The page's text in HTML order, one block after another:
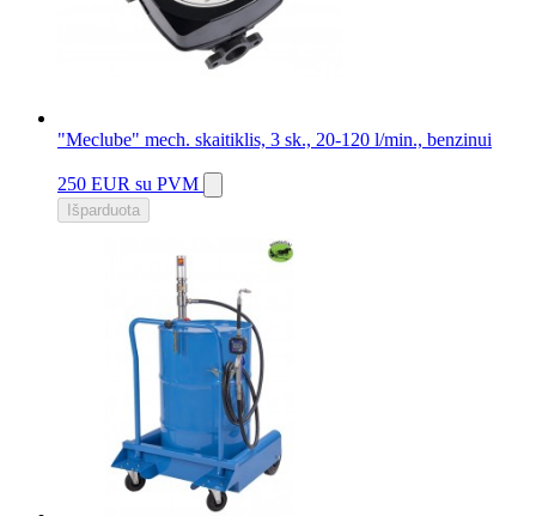
"Meclube" mech. skaitiklis, 3 sk., 20-120 l/min., benzinui
250 EUR su PVM
Išparduota